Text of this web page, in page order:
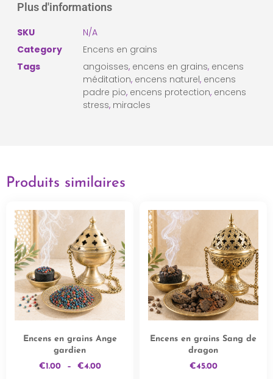
Plus d'informations
SKU
N/A
Category
Encens en grains
Tags
angoisses, encens en grains, encens
méditation, encens naturel, encens
padre pio, encens protection, encens
stress, miracles
Produits similaires
Encens en grains Ange
gardien
€1.00 – €4.00
Encens en grains Sang de
dragon
€45.00